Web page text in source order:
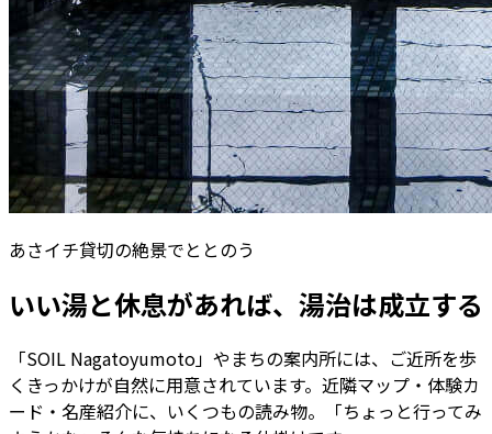
あさイチ貸切の絶景でととのう
いい湯と休息があれば、湯治は成立する
「SOIL Nagatoyumoto」やまちの案内所には、ご近所を歩
くきっかけが自然に用意されています。近隣マップ・体験カ
ード・名産紹介に、いくつもの読み物。「ちょっと行ってみ